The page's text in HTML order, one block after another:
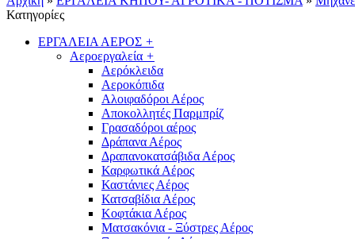
Κατηγορίες
ΕΡΓΑΛΕΙΑ ΑΕΡΟΣ +
Αεροεργαλεία +
Αερόκλειδα
Αεροκόπιδα
Αλοιφαδόροι Αέρος
Αποκολλητές Παρμπρίζ
Γρασαδόροι αέρος
Δράπανα Αέρος
Δραπανοκατσάβιδα Αέρος
Καρφωτικά Αέρος
Καστάνιες Αέρος
Κατσαβίδια Αέρος
Κοφτάκια Αέρος
Ματσακόνια - Ξύστρες Αέρος